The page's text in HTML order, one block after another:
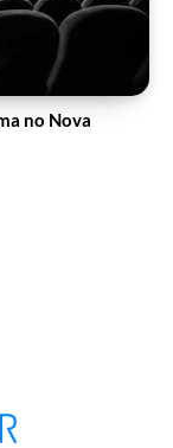
no Nova